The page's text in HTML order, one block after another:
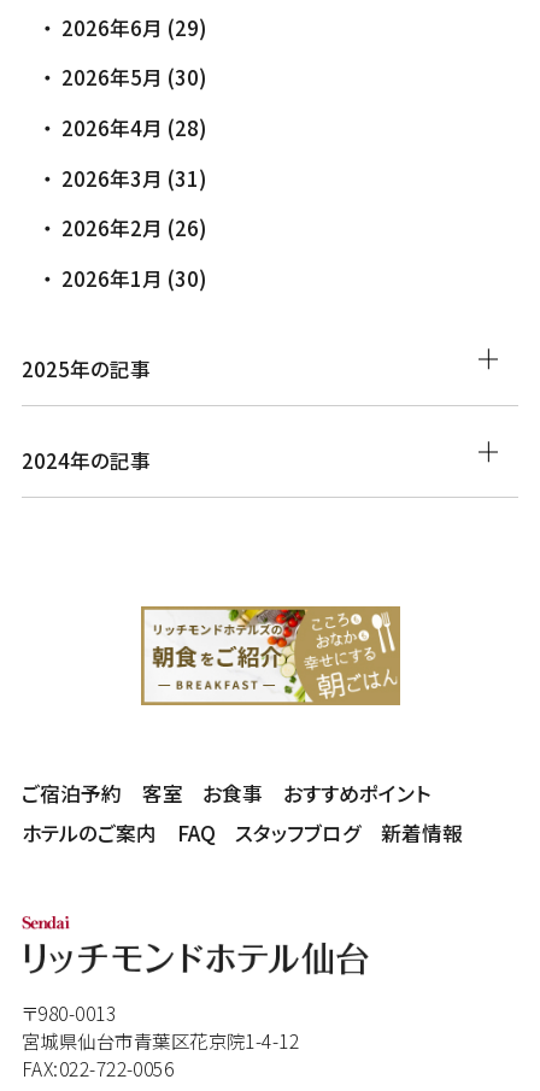
2026年6月 (29)
2026年5月 (30)
2026年4月 (28)
2026年3月 (31)
2026年2月 (26)
2026年1月 (30)
2025年の記事
2024年の記事
ご宿泊予約 客室 お食事
おすすめポイント
ホテルのご案内
FAQ スタッフブログ 新着情報
〒980-0013
宮城県仙台市青葉区花京院1-4-12
FAX:022-722-0056